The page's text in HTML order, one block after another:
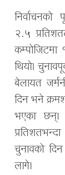
२.५
थियो।
बेलायत
दिन भने
भएका छन्।
चुनावको
लागे।